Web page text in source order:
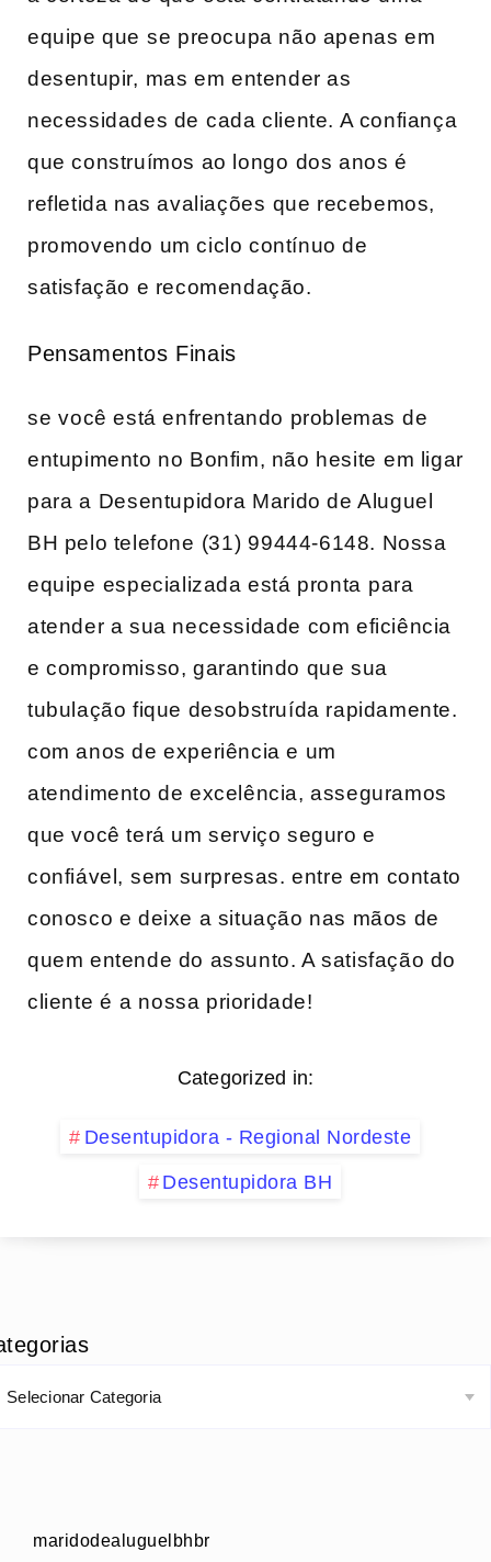
equipe que ⁣se preocupa não‍ apenas em
desentupir, ⁤mas ​em entender as
necessidades de⁤ cada cliente.​ A confiança
que construímos ao longo ⁢dos anos é
refletida‌ nas avaliações ⁤que recebemos,
promovendo um ciclo contínuo ‍de⁢
satisfação‍ e recomendação.
Pensamentos Finais
se⁣ você está enfrentando problemas⁤ de
entupimento no Bonfim, não hesite⁤ em ligar
para a ⁢Desentupidora Marido de Aluguel
BH pelo ‌telefone⁣ (31)⁢ 99444-6148. Nossa
equipe ⁢especializada está pronta ⁤para
atender a sua necessidade com eficiência⁣
e compromisso, garantindo que sua
tubulação ‌fique desobstruída rapidamente.
com anos de experiência e um
atendimento‌ de excelência, asseguramos
que você terá um serviço seguro e
confiável,⁤ sem surpresas. entre em contato
conosco e deixe​ a situação nas mãos de
quem entende do assunto. A satisfação do
cliente‌ é ⁣a ⁤nossa prioridade!
Categorized in:
Desentupidora - Regional Nordeste
Desentupidora BH
maridodealuguelbhbr